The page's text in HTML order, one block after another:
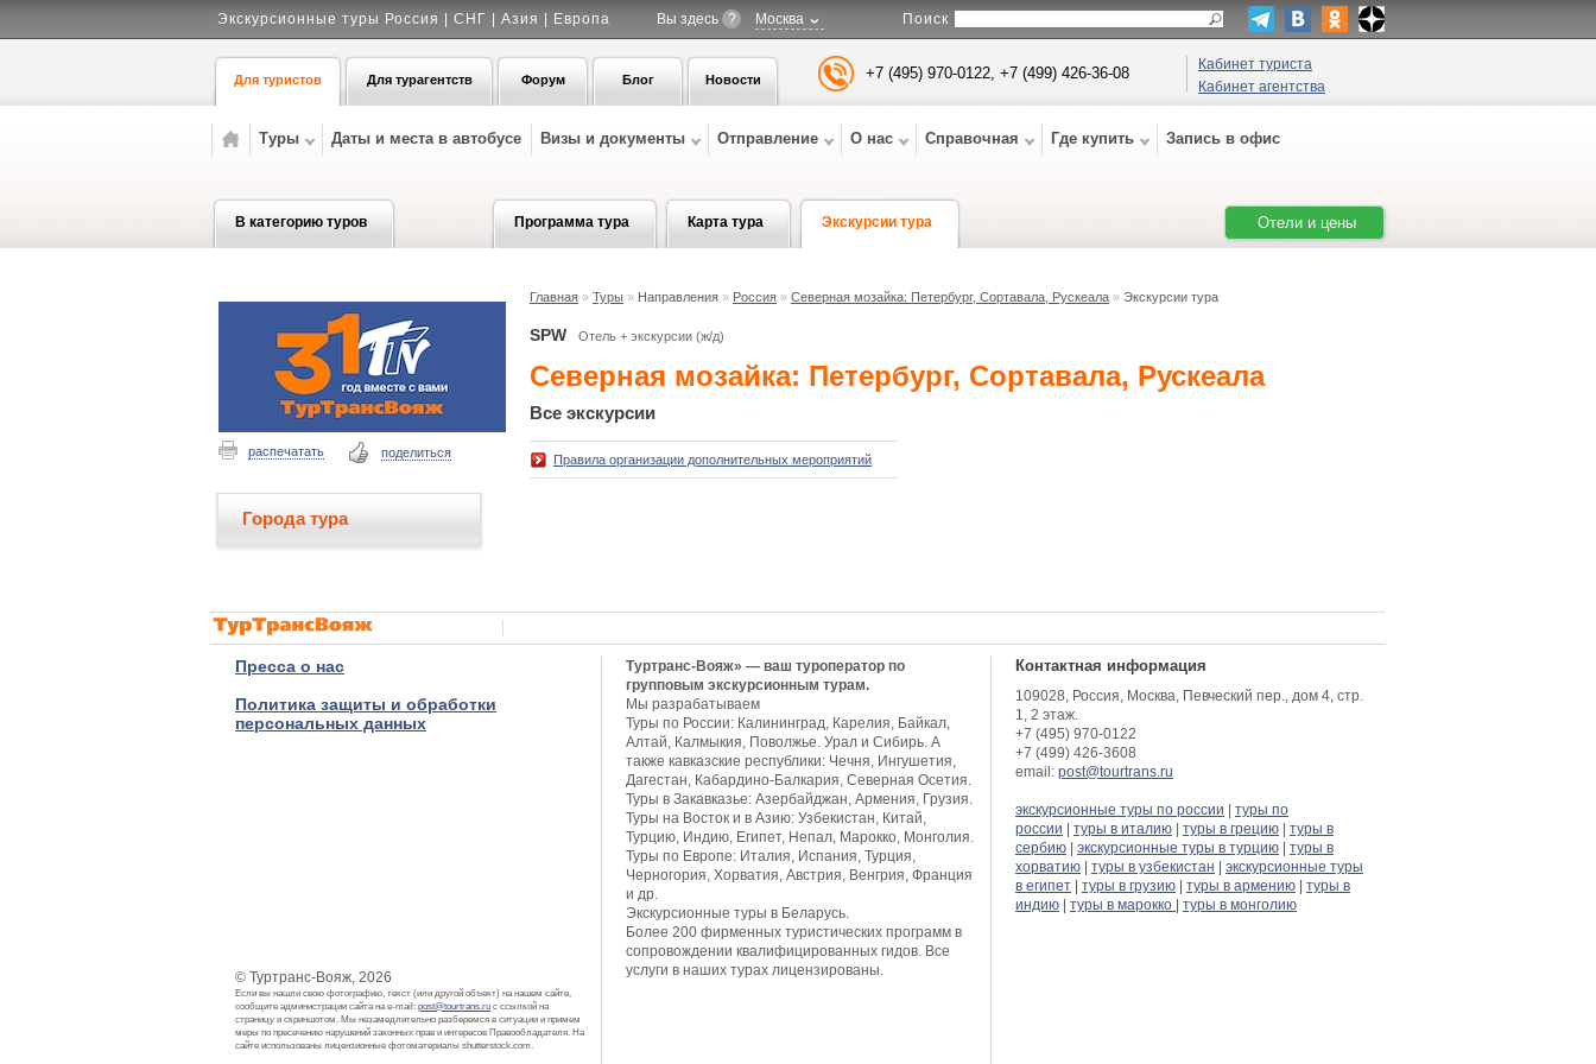
Экскурсионные туры Россия | СНГ | Азия | Европа Вы здесь ? Москва Поиск
Для туристов Для турагентств Форум Блог Новости
Кабинет туриста
Кабинет агентства
+7 (495) 970-0122, +7 (499) 426-36-08
Туры Даты и места в автобусе Визы и документы Отправление О нас Справочная Где купить Запись в офис
В категорию туров Программа тура Карта тура Экскурсии тура Отели и цены
Главная » Туры » Направления » Россия » Северная мозайка: Петербург, Сортавала, Рускеала » Экскурсии тура
SPW Отель + экскурсии (ж/д)
Северная мозайка: Петербург, Сортавала, Рускеала
Все экскурсии
Правила организации дополнительных мероприятий
распечатать поделиться
Города тура
Пресса о нас
Политика защиты и обработки
персональных данных
© Туртранс-Вояж, 2026
Если вы нашли свою фотографию, текст (или другой объект) на нашем сайте,
сообщите администрации сайта на e-mail: post@tourtrans.ru с ссылкой на
страницу и скриншотом. Мы незамедлительно разберемся в ситуации и примем
меры по пресечению нарушений законных прав и интересов Правообладателя. На
сайте использованы лицензионные фотоматериалы shutterstock.com.
Туртранс-Вояж» — ваш туроператор по
групповым экскурсионным турам.
Мы разрабатываем
Туры по России: Калининград, Карелия, Байкал,
Алтай, Калмыкия, Поволжье. Урал и Сибирь. А
также кавказские республики: Чечня, Ингушетия,
Дагестан, Кабардино-Балкария, Северная Осетия.
Туры в Закавказье: Азербайджан, Армения, Грузия.
Туры на Восток и в Азию: Узбекистан, Китай,
Турцию, Индию, Египет, Непал, Марокко, Монголия.
Туры по Европе: Италия, Испания, Турция,
Черногория, Хорватия, Австрия, Венгрия, Франция
и др.
Экскурсионные туры в Беларусь.
Более 200 фирменных туристических программ в
сопровождении квалифицированных гидов. Все
услуги в наших турах лицензированы.
Контактная информация
109028, Россия, Москва, Певческий пер., дом 4, стр.
1, 2 этаж.
+7 (495) 970-0122
+7 (499) 426-3608
email: post@tourtrans.ru
экскурсионные туры по россии
туры по
россии
туры в италию туры в грецию
туры в
сербию
экскурсионные туры в турцию
туры в
хорватию
туры в узбекистан
экскурсионные туры
в египет
туры в грузию туры в армению
туры в
индию
туры в марокко туры в монголию